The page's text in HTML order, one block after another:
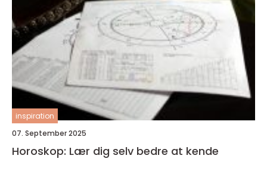
inspiration
07. September 2025
Horoskop: Lær dig selv bedre at kende